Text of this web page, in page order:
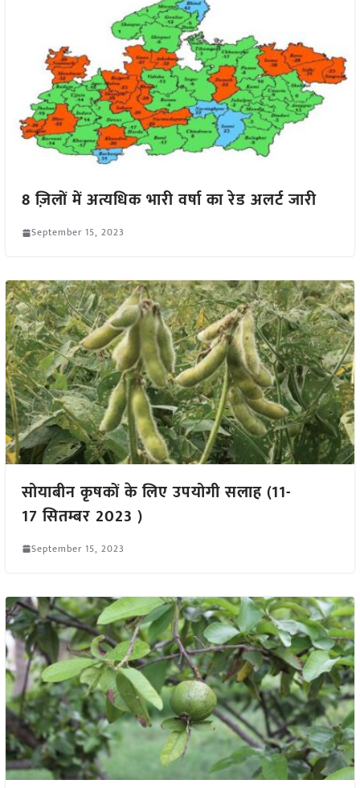
8 ज़िलों में अत्यधिक भारी वर्षा का रेड अलर्ट जारी
September 15, 2023
सोयाबीन कृषकों के लिए उपयोगी सलाह (11-
17 सितम्बर 2023 )
September 15, 2023